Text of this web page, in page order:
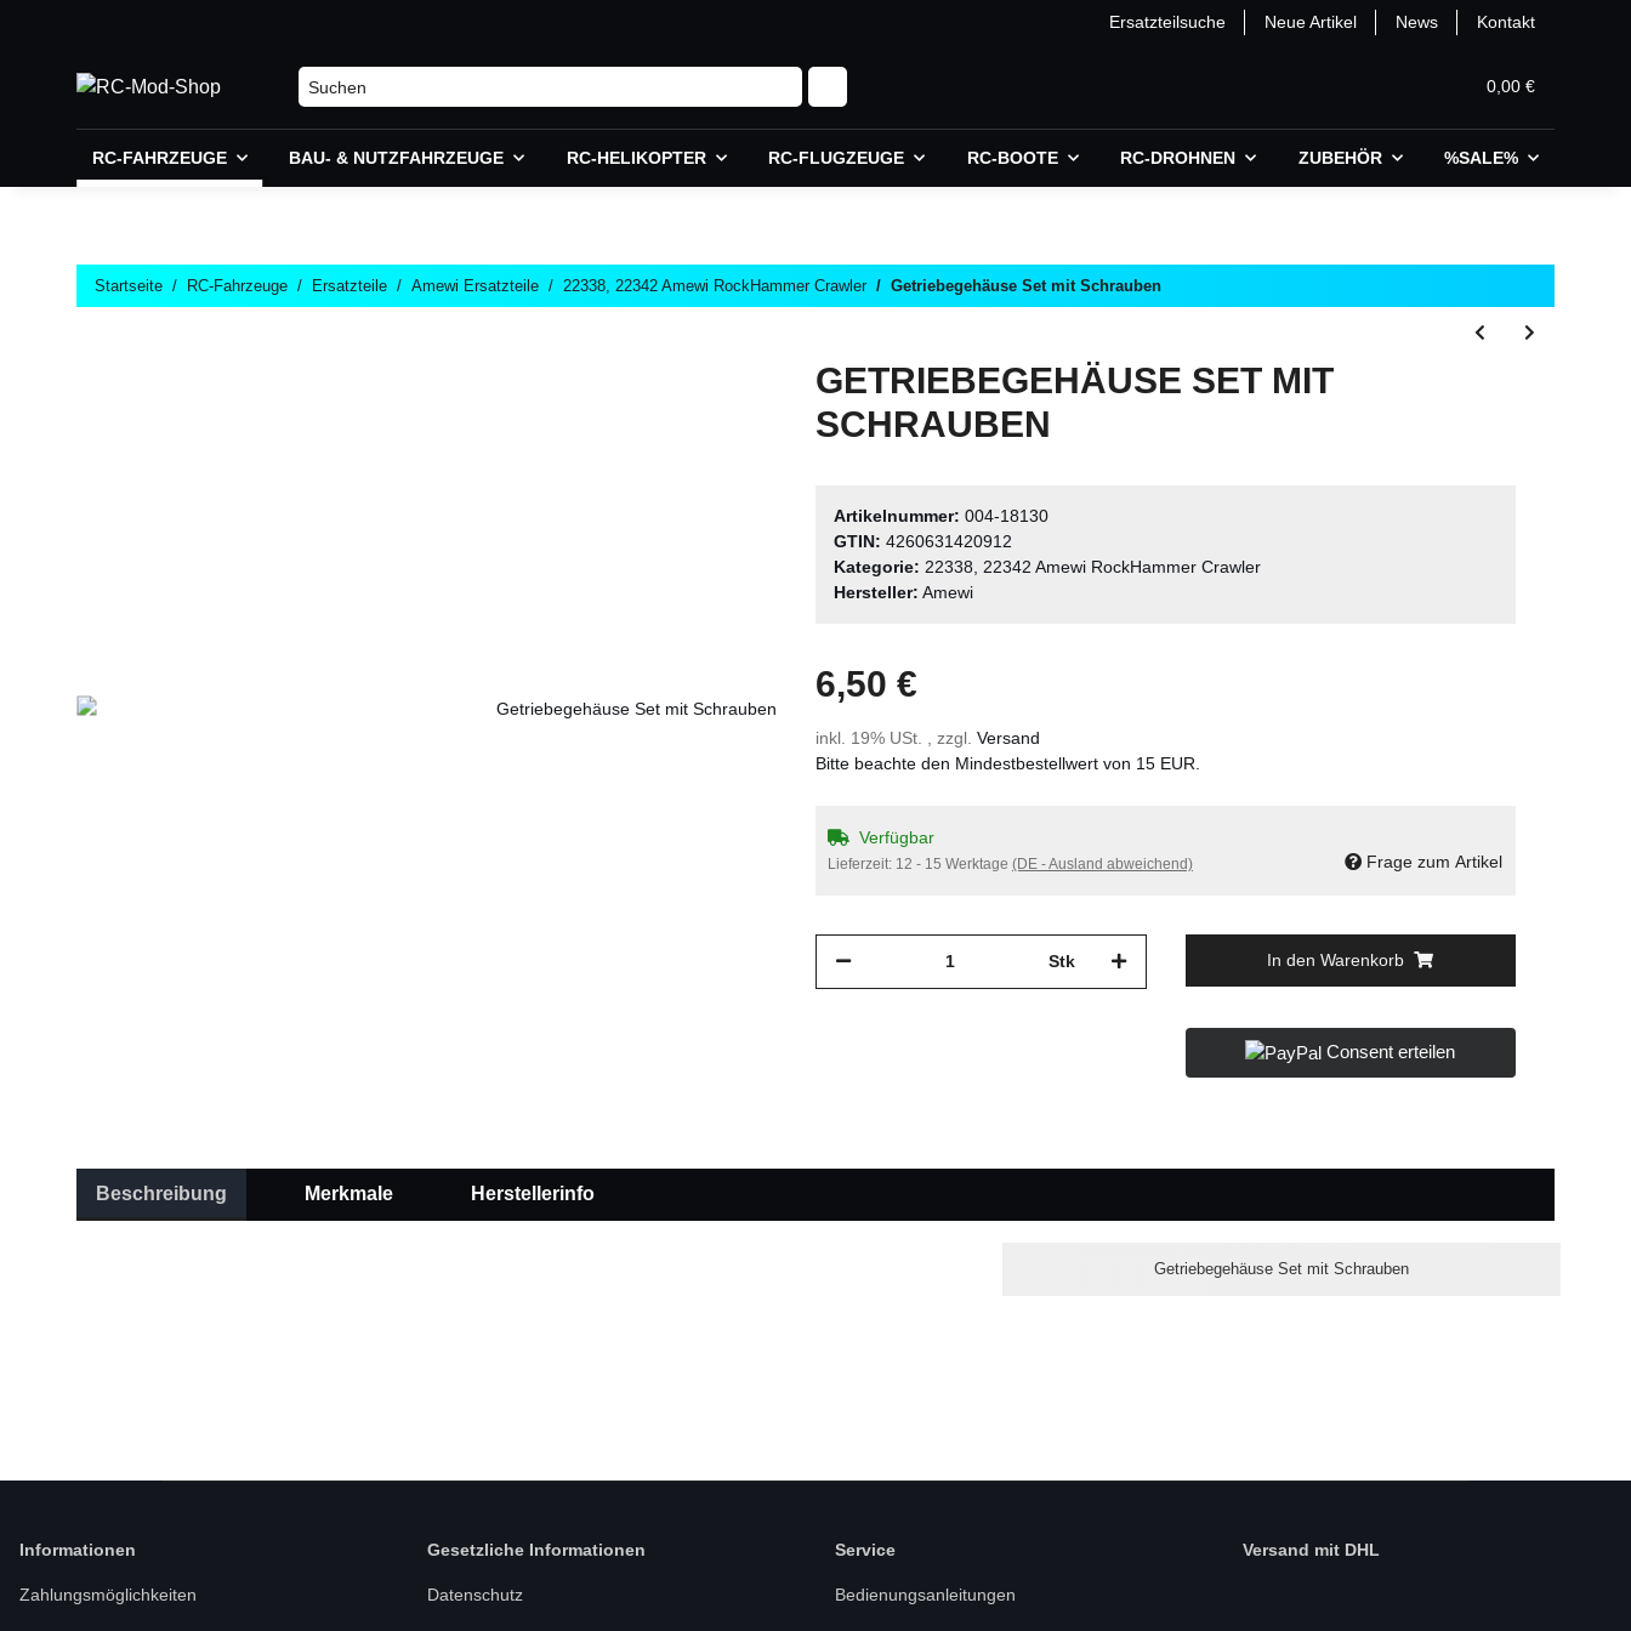
Ersatzteilsuche Neue Artikel News Kontakt
0,00 €
RC-FAHRZEUGE BAU- & NUTZFAHRZEUGE RC-HELIKOPTER RC-FLUGZEUGE RC-BOOTE RC-DROHNEN ZUBEHÖR %SALE%
Startseite RC-Fahrzeuge Ersatzteile Amewi Ersatzteile 22338, 22342 Amewi RockHammer Crawler Getriebegehäuse Set mit Schrauben
GETRIEBEGEHÄUSE SET MIT
SCHRAUBEN
Artikelnummer: 004-18130
GTIN: 4260631420912
Kategorie: 22338, 22342 Amewi RockHammer Crawler
Hersteller: Amewi
6,50 €
inkl. 19% USt. , zzgl. Versand
Bitte beachte den Mindestbestellwert von 15 EUR.
Verfügbar
Lieferzeit: 12 - 15 Werktage (DE - Ausland abweichend) Frage zum Artikel
Stk In den Warenkorb
Consent erteilen
Beschreibung Merkmale Herstellerinfo
Getriebegehäuse Set mit Schrauben
Informationen
Zahlungsmöglichkeiten
Gesetzliche Informationen
Datenschutz
Service
Bedienungsanleitungen
Versand mit DHL